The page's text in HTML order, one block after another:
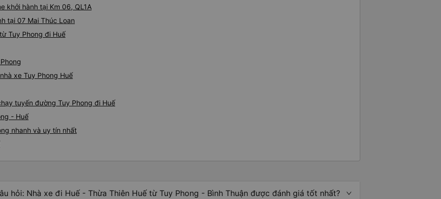
khởi hành tại Km 06, QL1A
tại 07 Mai Thúc Loan
Tuy Phong đi Huế
xe Tuy Phong Huế
tuyến đường Tuy Phong đi Huế
- Huế
nhanh và uy tín nhất
hỏi: Nhà xe đi Huế - Thừa Thiên Huế từ Tuy Phong - Bình Thuận được đánh giá tốt nhất?